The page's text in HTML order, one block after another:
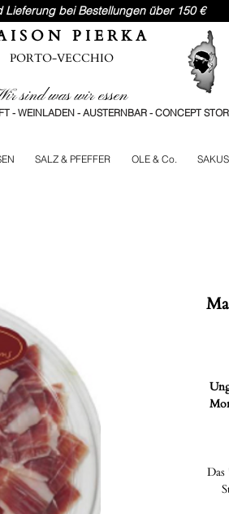
Lieferung bei Bestellungen über 150 €
I S O N P I E R K A
PORTO-VECCHIO
sind was wir essen
- WEINLADEN - AUSTERNBAR - CONCEPT
SALZ & PFEFFER OLE & Co. SAKUS